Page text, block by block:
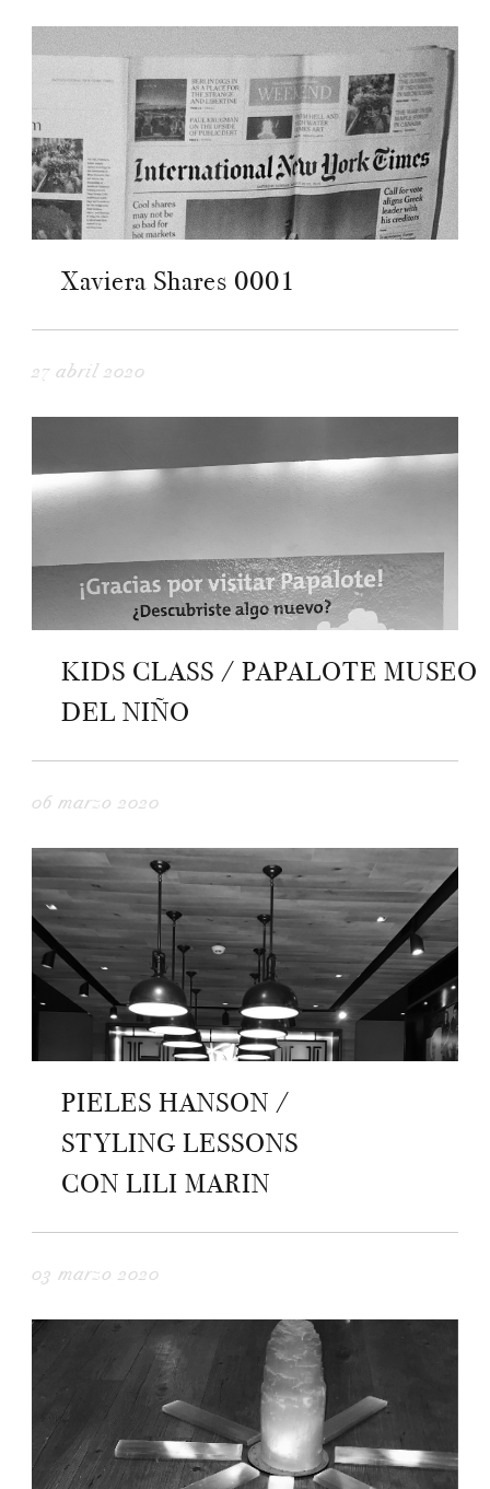
Xaviera Shares 0001
27 abril 2020
KIDS CLASS / PAPALOTE MUSEO
DEL NIÑO
06 marzo 2020
PIELES HANSON /
STYLING LESSONS
CON LILI MARIN
03 marzo 2020